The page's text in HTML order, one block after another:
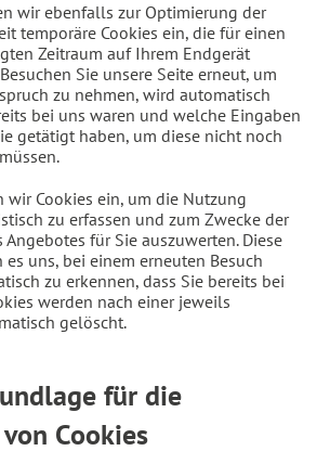
wir ebenfalls zur Optimierung der
temporäre Cookies ein, die für einen
Zeitraum auf Ihrem Endgerät
Sie unsere Seite erneut, um
zu nehmen, wird automatisch
bei uns waren und welche Eingaben
getätigt haben, um diese nicht noch
wir Cookies ein, um die Nutzung
zu erfassen und zum Zwecke der
für Sie auszuwerten. Diese
uns, bei einem erneuten Besuch
zu erkennen, dass Sie bereits bei
werden nach einer jeweils
gelöscht.
für die
Cookies